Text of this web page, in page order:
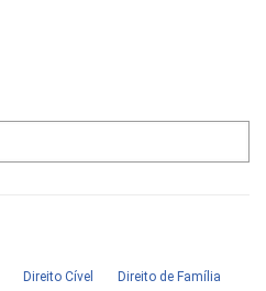
Direito Cível Direito de Família